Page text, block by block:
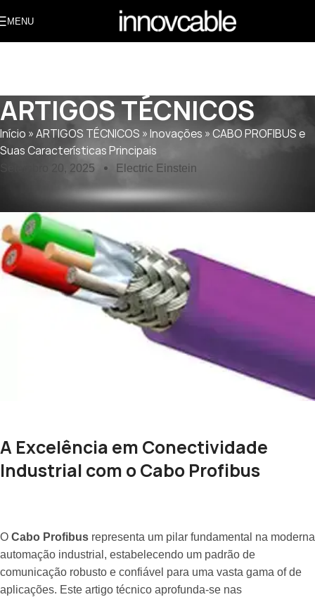
MENU
ARTIGOS TÉCNICOS
Início »ARTIGOS TÉCNICOS »Inovações »CABO PROFIBUS e
Suas Características Principais
Setembro 20, 2025 Electric Einstein
A Excelência em Conectividade
Industrial com o Cabo Profibus
O Cabo Profibus representa um pilar fundamental na moderna
automação industrial, estabelecendo um padrão de
comunicação robusto e confiável para uma vasta gama of de
aplicações. Este artigo técnico aprofunda-se nas